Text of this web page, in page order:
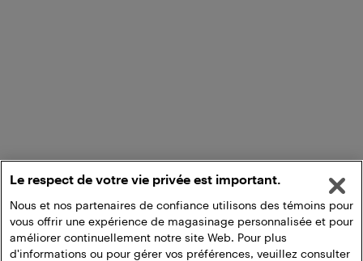
Le respect de votre vie privée est important.
Nous et nos partenaires de confiance utilisons des témoins pour
vous offrir une expérience de magasinage personnalisée et pour
améliorer continuellement notre site Web. Pour plus
d'informations ou pour gérer vos préférences, veuillez consulter